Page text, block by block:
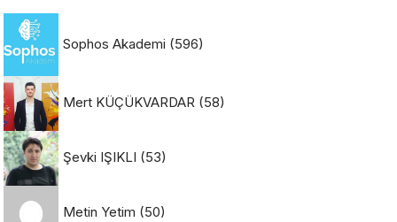
Sophos Akademi (596)
Mert KÜÇÜKVARDAR (58)
Şevki IŞIKLI (53)
Metin Yetim (50)